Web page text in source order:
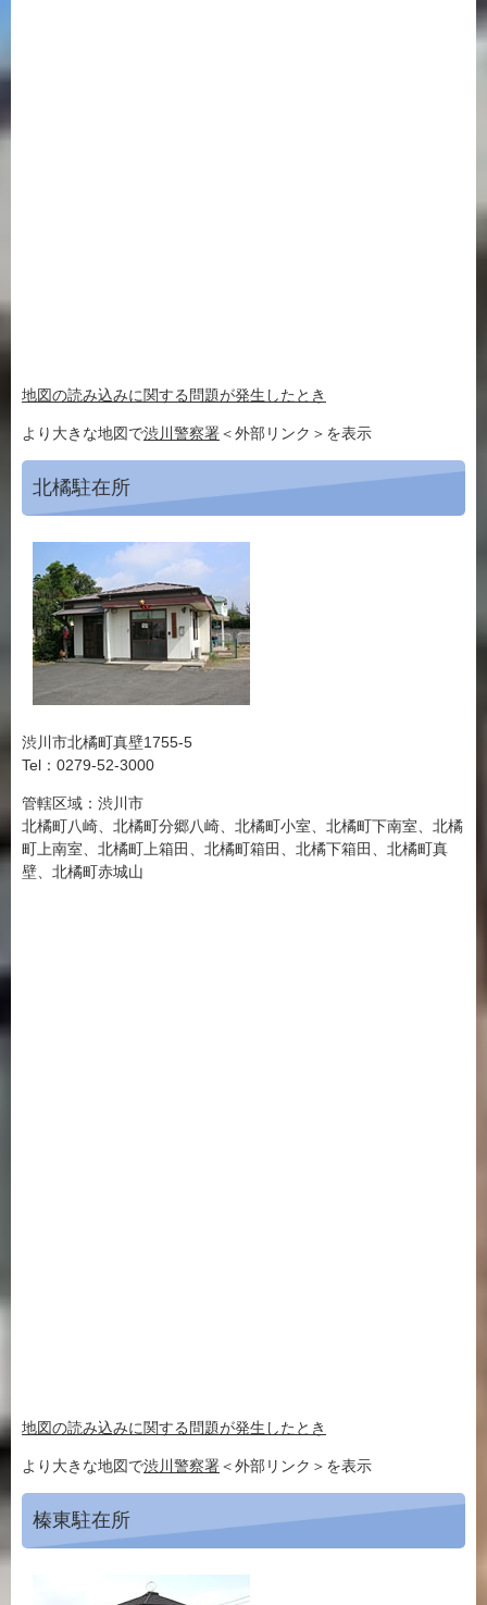
地図の読み込みに関する問題が発生したとき
より大きな地図で渋川警察署＜外部リンク＞ を表示
北橘駐在所
渋川市北橘町真壁1755-5
Tel：0279-52-3000
管轄区域：渋川市
北橘町八崎、北橘町分郷八崎、北橘町小室、北橘町下南室、北橘
町上南室、北橘町上箱田、北橘町箱田、北橘下箱田、北橘町真
壁、北橘町赤城山
地図の読み込みに関する問題が発生したとき
より大きな地図で渋川警察署＜外部リンク＞ を表示
榛東駐在所